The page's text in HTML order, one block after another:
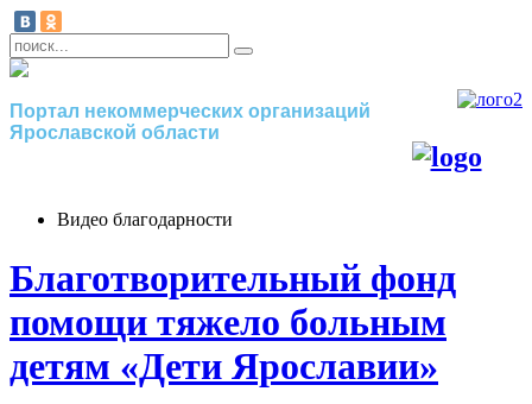
Портал некоммерческих организаций
Ярославской области
Видео благодарности
Благотворительный фонд
помощи тяжело больным
детям «Дети Ярославии»